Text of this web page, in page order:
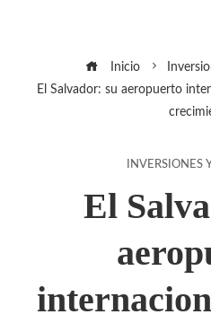
Inicio
El Salvador: su aeropuerto
INVERSIONES
El